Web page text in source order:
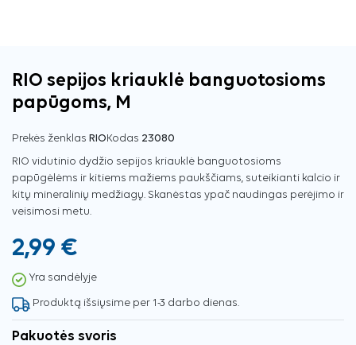
RIO sepijos kriauklė banguotosioms
papūgoms, M
Prekės ženklas RIOKodas 23080
RIO vidutinio dydžio sepijos kriauklė banguotosioms
papūgėlėms ir kitiems mažiems paukščiams, suteikianti kalcio ir
kitų mineralinių medžiagų. Skanėstas ypač naudingas perėjimo ir
veisimosi metu.
2,99 €
Yra sandėlyje
Produktą išsiųsime per 1-3 darbo dienas.
Pakuotės svoris